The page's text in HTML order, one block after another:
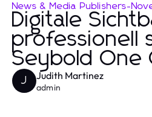
News & Media Publishers-
Digitale
professionell
Seybold One
J Judith Martinez
admin